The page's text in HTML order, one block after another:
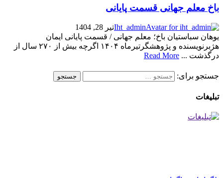
باخ معلم جهانی قسمت پایانی
Iht_adminتیر 28, 1404
یوهان سباستیان باخ؛ معلم جهانی / قسمت پایانی ایمان
هژبرنویسنده و پژوهشگرتیرماه ۱۴۰۴ اگرچه بیش از ۲۷۰ سال از
درگذشت ... Read More
جستجو برای:
تبلیغات